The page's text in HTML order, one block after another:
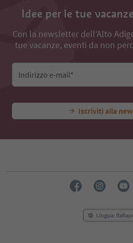
Idee per le tue
Con la newsletter dell’Alto
tue vacanze, eventi da non
Indirizzo e-mail*
Iscriviti alla
Lingua: